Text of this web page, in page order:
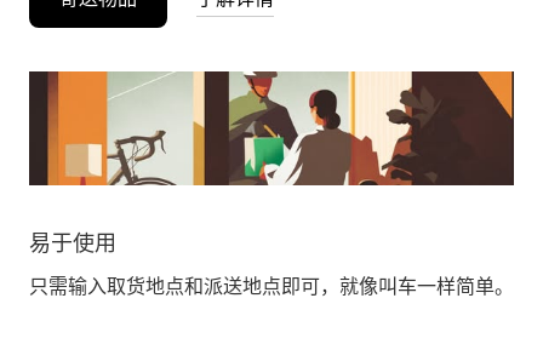
易于使用
只需输入取货地点和派送地点即可，就像叫车一样简单。